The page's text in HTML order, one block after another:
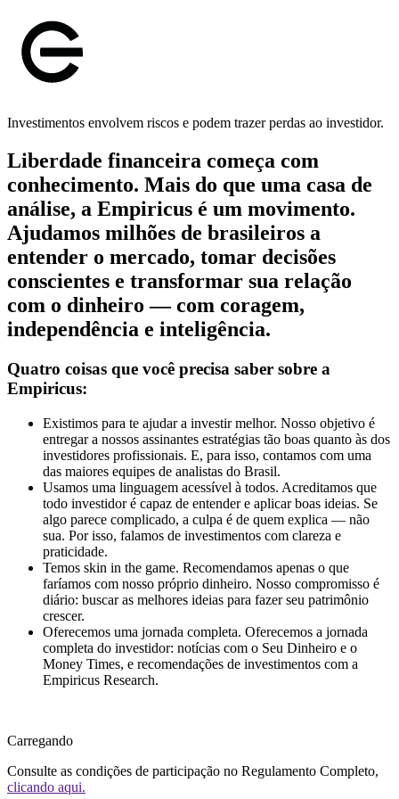
Investimentos envolvem riscos e podem trazer perdas ao investidor.
Liberdade financeira começa com
conhecimento. Mais do que uma casa de
análise, a Empiricus é um movimento.
Ajudamos milhões de brasileiros a
entender o mercado, tomar decisões
conscientes e transformar sua relação
com o dinheiro — com coragem,
independência e inteligência.
Quatro coisas que você precisa saber sobre a
Empiricus:
Existimos para te ajudar a investir melhor. Nosso objetivo é
entregar a nossos assinantes estratégias tão boas quanto às dos
investidores profissionais. E, para isso, contamos com uma
das maiores equipes de analistas do Brasil.
Usamos uma linguagem acessível à todos. Acreditamos que
todo investidor é capaz de entender e aplicar boas ideias. Se
algo parece complicado, a culpa é de quem explica — não
sua. Por isso, falamos de investimentos com clareza e
praticidade.
Temos skin in the game. Recomendamos apenas o que
faríamos com nosso próprio dinheiro. Nosso compromisso é
diário: buscar as melhores ideias para fazer seu patrimônio
crescer.
Oferecemos uma jornada completa. Oferecemos a jornada
completa do investidor: notícias com o Seu Dinheiro e o
Money Times, e recomendações de investimentos com a
Empiricus Research.
Carregando
Consulte as condições de participação no Regulamento Completo,
clicando aqui.